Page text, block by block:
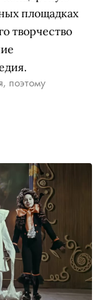
площадках
творчество
поэтому